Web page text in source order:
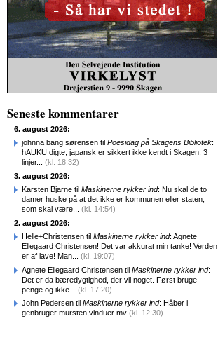
Seneste kommentarer
6. august 2026:
johnna bang sørensen til Poesidag på Skagens Bibliotek:
hAUKU digte, japansk er sikkert ikke kendt i Skagen: 3
linjer... (kl. 18:32)
3. august 2026:
Karsten Bjarne til Maskinerne rykker ind: Nu skal de to
damer huske på at det ikke er kommunen eller staten,
som skal være... (kl. 14:54)
2. august 2026:
Helle+Christensen til Maskinerne rykker ind: Agnete
Ellegaard Christensen! Det var akkurat min tanke! Verden
er af lave! Man... (kl. 19:07)
Agnete Ellegaard Christensen til Maskinerne rykker ind:
Det er da bæredygtighed, der vil noget. Først bruge
penge og ikke... (kl. 17:20)
John Pedersen til Maskinerne rykker ind: Håber i
genbruger mursten,vinduer mv (kl. 12:30)